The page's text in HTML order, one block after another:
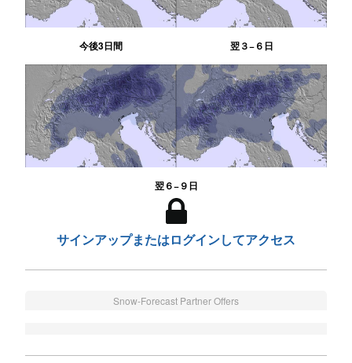
今後3日間 翌３−６日
翌６−９日
サインアップまたはログインしてアクセス
Snow-Forecast Partner Offers